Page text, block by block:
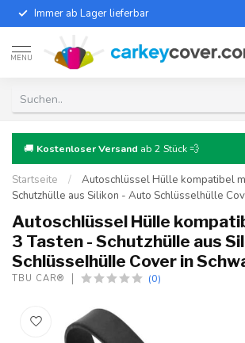
Immer ab Lager lieferbar
MENU
🚚 Kostenloser Versand ab 2 Stück 💨
Startseite /
Autoschlüssel Hülle kompatibel
Schutzhülle aus Silikon - Auto Schlüsselhülle
Autoschlüssel Hülle
3 Tasten - Schutzhülle aus
Schlüsselhülle Cover in
TBU CAR® (0)